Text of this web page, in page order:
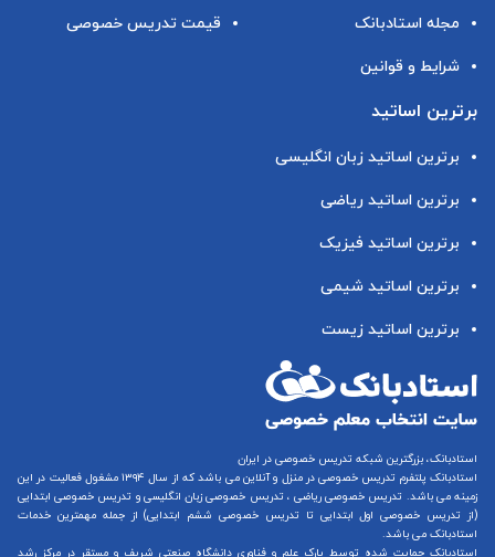
مجله استادبانک
شرایط و قوانین
قیمت تدریس خصوصی
برترین اساتید
برترین اساتید زبان انگلیسی
برترین اساتید ریاضی
برترین اساتید فیزیک
برترین اساتید شیمی
برترین اساتید زیست
استادبانک، بزرگترین شبکه تدریس خصوصی در ایران
استادبانک پلتفرم تدریس خصوصی در منزل و آنلاین
می باشد که از سال ۱۳۹۴ مشغول فعالیت در این
زمینه می باشد. تدریس خصوصی ریاضی ، تدریس خصوصی زبان انگلیسیو تدریس خصوصی ابتدایی
(از تدریس خصوصی اول ابتدایی تا تدریس خصوصی ششم ابتدایی) از جمله مهمترین خدمات
استادبانک می باشد.
استادبانک حمایت شده توسط پارک علم و فناوری دانشگاه صنعتی شریف و مستقر در مرکز رشد